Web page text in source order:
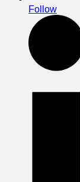
Follow